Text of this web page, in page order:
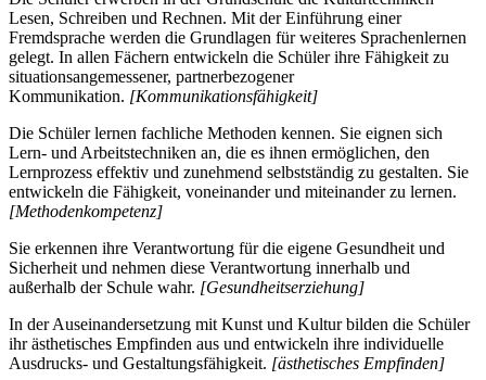
Lesen, Schreiben und Rechnen. Mit der Einführung einer
Fremdsprache werden die Grundlagen für weiteres Sprachenlernen
gelegt. In allen Fächern entwickeln die Schüler ihre Fähigkeit zu
situationsangemessener, partnerbezogener
Kommunikation. [Kommunikationsfähigkeit]
Die Schüler lernen fachliche Methoden kennen. Sie eignen sich
Lern- und Arbeitstechniken an, die es ihnen ermöglichen, den
Lernprozess effektiv und zunehmend selbstständig zu gestalten. Sie
entwickeln die Fähigkeit, voneinander und miteinander zu lernen.
[Methodenkompetenz]
Sie erkennen ihre Verantwortung für die eigene Gesundheit und
Sicherheit und nehmen diese Verantwortung innerhalb und
außerhalb der Schule wahr. [Gesundheitserziehung]
In der Auseinandersetzung mit Kunst und Kultur bilden die Schüler
ihr ästhetisches Empfinden aus und entwickeln ihre individuelle
Ausdrucks- und Gestaltungsfähigkeit. [ästhetisches Empfinden]